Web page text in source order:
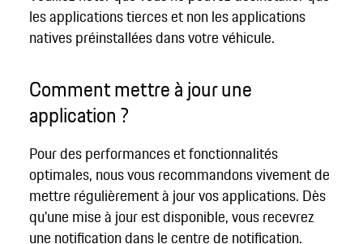
les applications tierces et non les applications
natives préinstallées dans votre véhicule.
Comment mettre à jour une
application ?
Pour des performances et fonctionnalités
optimales, nous vous recommandons vivement de
mettre régulièrement à jour vos applications. Dès
qu'une mise à jour est disponible, vous recevrez
une notification dans le centre de notification.